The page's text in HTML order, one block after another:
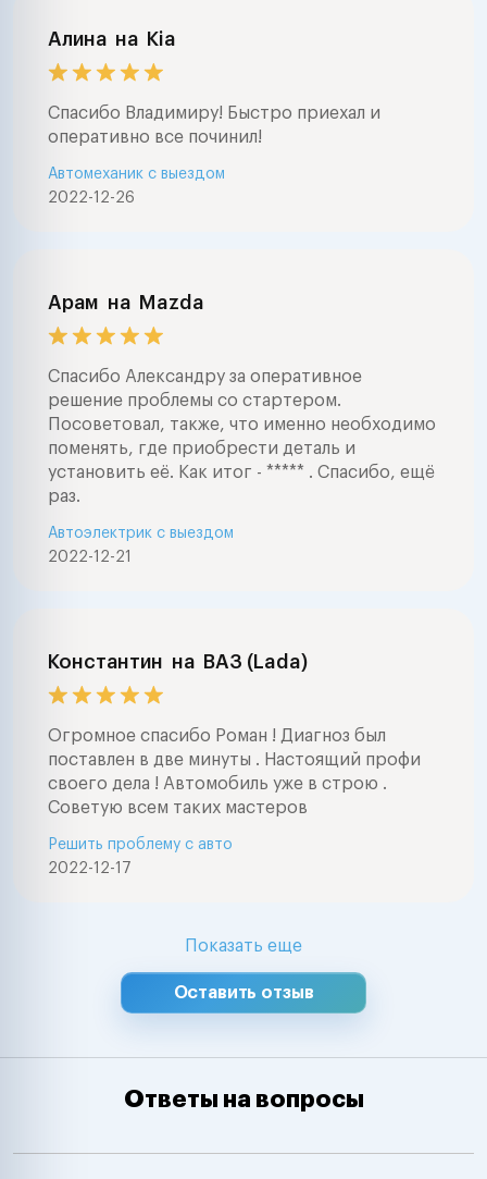
Алина на Kia
Спасибо Владимиру! Быстро приехал и
оперативно все починил!
2022-12-26
Автомеханик с выездом
Арам на Mazda
Спасибо Александру за оперативное
решение проблемы со стартером.
Посоветовал, также, что именно необходимо
поменять, где приобрести деталь и
установить её. Как итог - ***** . Спасибо, ещё
раз.
2022-12-21
Автоэлектрик с выездом
Константин на ВАЗ (Lada)
Огромное спасибо Роман ! Диагноз был
поставлен в две минуты . Настоящий профи
своего дела ! Автомобиль уже в строю .
Советую всем таких мастеров
2022-12-17
Решить проблему с авто
Показать еще
Оставить отзыв
Ответы на вопросы